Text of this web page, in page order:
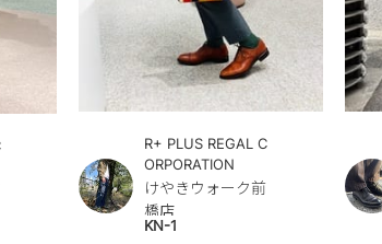
R+ PLUS REGAL C
ORPORATION
けやきウォーク前
橋店
KN-1